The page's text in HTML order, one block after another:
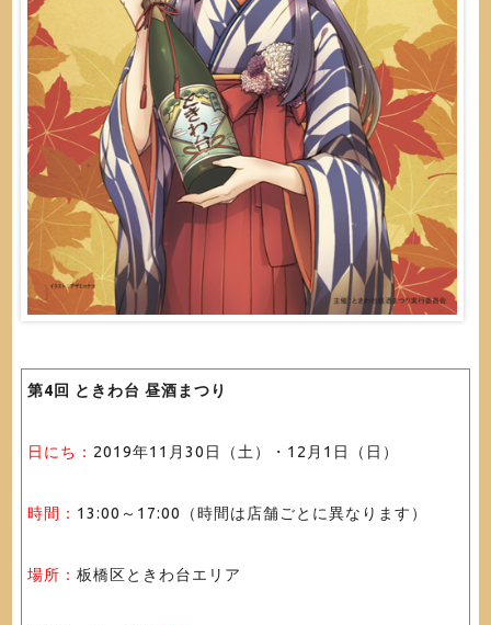
第4回 ときわ台 昼酒まつり
日にち： 2019年11月30日（土）・12月1日（日）
時間： 13:00～17:00（時間は店舗ごとに異なります）
場所： 板橋区ときわ台エリア